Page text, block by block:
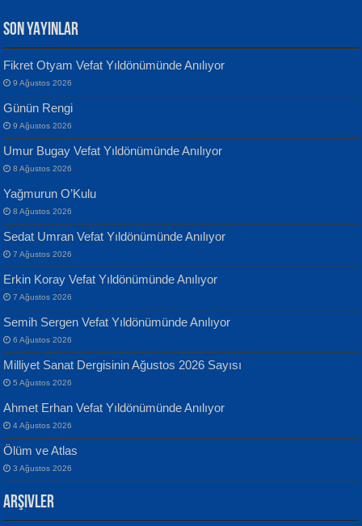
MUSTAFA KELOĞLU
Yarına İz Bırakmak...
ATİLLA ÖZEN
Sultan Olmadan Önce Eyüp...
EKREM KARABABA
Yılmaz Ekinci
Geceye Söylenen...
Banu Sancak
Defterimden İçeri...
İsmail Aydos
İnkisar...
SON YAYINLAR
Fikret Otyam Vefat Yıldönümünde Anılıyor
9 Ağustos 2026
Günün Rengi
9 Ağustos 2026
Umur Bugay Vefat Yıldönümünde Anılıyor
8 Ağustos 2026
Yağmurun O’Kulu
8 Ağustos 2026
Sedat Umran Vefat Yıldönümünde Anılıyor
7 Ağustos 2026
Erkin Koray Vefat Yıldönümünde Anılıyor
7 Ağustos 2026
Semih Sergen Vefat Yıldönümünde Anılıyor
6 Ağustos 2026
Milliyet Sanat Dergisinin Ağustos 2026 Sayısı
5 Ağustos 2026
Ahmet Erhan Vefat Yıldönümünde Anılıyor
4 Ağustos 2026
Ölüm ve Atlas
3 Ağustos 2026
Arşivler